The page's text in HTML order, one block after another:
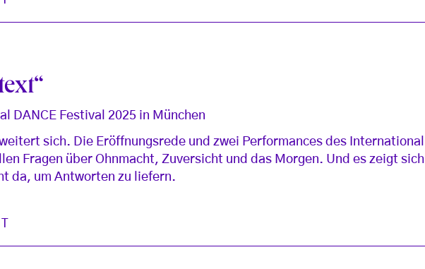
DANCE Festival 2025 in München
sich. Die Eröffnungsrede und zwei Performances des International
Fragen über Ohnmacht, Zuversicht und das Morgen. Und es zeigt sich
da, um Antworten zu liefern.